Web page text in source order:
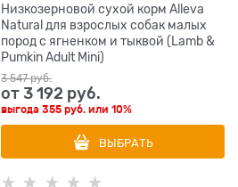
Низкозерновой сухой корм Alleva
Natural для взрослых собак малых
пород с ягненком и тыквой (Lamb &
Pumkin Adult Mini)
3 547 руб.
от3 192 руб.
выгода355 руб. или10%
ВЫБРАТЬ